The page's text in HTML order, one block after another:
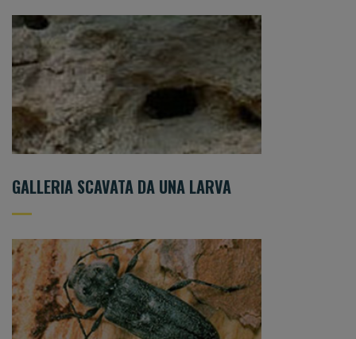
GALLERIA SCAVATA DA UNA LARVA